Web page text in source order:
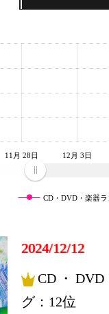
11月 28日 12月 3日
CD・DVD・楽器
2024/12/12
CD・
グ：12位